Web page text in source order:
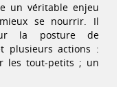
un véritable enjeu
se nourrir. Il
la posture de
plusieurs actions :
les tout-petits ; un